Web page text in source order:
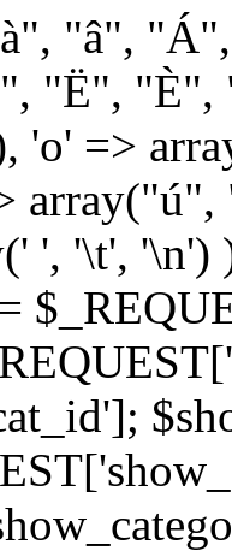
"â",
"Ë",
=>
', '\t',